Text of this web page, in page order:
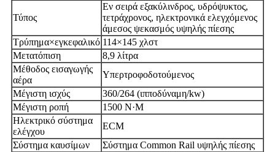
Τύπος
Εν σειρά εξακύλινδρος, υδρόψυκτος,
τετράχρονος, ηλεκτρονικά ελεγχόμενος
άμεσος ψεκασμός υψηλής πίεσης
Τρύπημα×εγκεφαλικό 114×145 χλστ
Μετατόπιση
8,9 λίτρα
Μέθοδος εισαγωγής
αέρα
Υπερτροφοδοτούμενος
Μέγιστη ισχύς
360/264 (ιπποδύναμη/kw)
Μέγιστη ροπή
1500 N·M
Ηλεκτρικό σύστημα
ελέγχου
ECM
Σύστημα καυσίμων
Σύστημα Common Rail υψηλής πίεσης